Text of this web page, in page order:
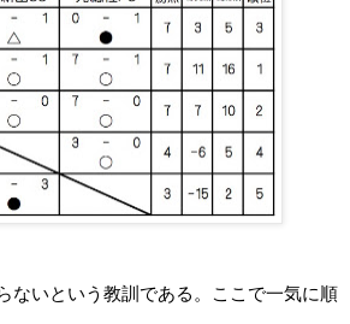
ないという教訓である。ここで一気に順